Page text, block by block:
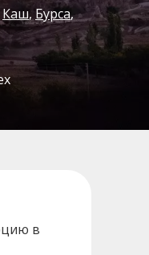
Каш Бурса
в